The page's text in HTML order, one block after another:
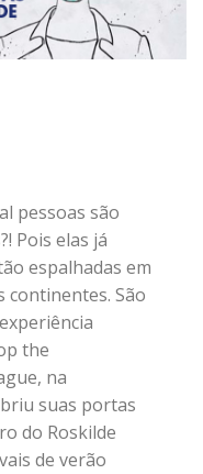
pessoas são
Pois elas já
espalhadas em
continentes. São
the
na
suas portas
do Roskilde
de verão